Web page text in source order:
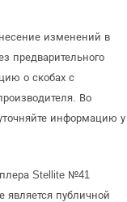
изменений в
предварительного
о скобах с
Во
информацию у
Stellite №41
является публичной